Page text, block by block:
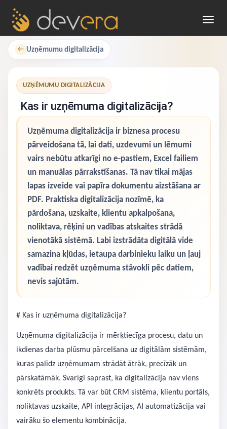
← Uzņēmumu digitalizācija
UZŅĒMUMU DIGITALIZĀCIJA
Kas ir uzņēmuma digitalizācija?
Uzņēmuma digitalizācija ir biznesa procesu
pārveidošana tā, lai dati, uzdevumi un lēmumi
vairs nebūtu atkarīgi no e-pastiem, Excel failiem
un manuālas pārrakstīšanas. Tā nav tikai mājas
lapas izveide vai papīra dokumentu aizstāšana ar
PDF. Praktiska digitalizācija nozīmē, ka
pārdošana, uzskaite, klientu apkalpošana,
noliktava, rēķini un vadības atskaites strādā
vienotākā sistēmā. Labi izstrādāta digitālā vide
samazina kļūdas, ietaupa darbinieku laiku un ļauj
vadībai redzēt uzņēmuma stāvokli pēc datiem,
nevis sajūtām.
# Kas ir uzņēmuma digitalizācija?
Uzņēmuma digitalizācija ir mērķtiecīga procesu, datu un
ikdienas darba plūsmu pārcelšana uz digitālām sistēmām,
kuras palīdz uzņēmumam strādāt ātrāk, precīzāk un
pārskatāmāk. Svarīgi saprast, ka digitalizācija nav viens
konkrēts produkts. Tā var būt CRM sistēma, klientu portāls,
noliktavas uzskaite, API integrācijas, AI automatizācija vai
vairāku šo elementu kombinācija.